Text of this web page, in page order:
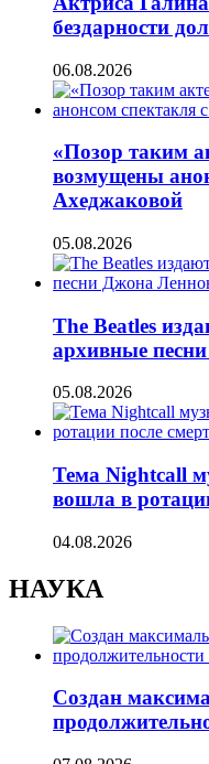
бездарности
06.08.2026
«Позор таким
возмущены
Ахеджаковой
05.08.2026
The Beatles
архивные
05.08.2026
Тема Nightcall
вошла в
04.08.2026
НАУКА
Создан